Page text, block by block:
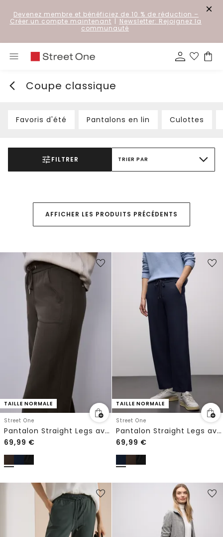
Devenez membre et bénéficiez de 10 % de réduction –
Créer un compte maintenant | Newsletter: Rejoignez la
communauté
Coupe classique
Favoris d'été Pantalons en lin Culottes
FILTRER TRIER PAR
AFFICHER LES PRODUITS PRÉCÉDENTS
TAILLE NORMALE
Street One
Pantalon Straight Legs avec ruban adhésif
69,99 €
TAILLE NORMALE
Street One
Pantalon Straight Legs avec tape
69,99 €